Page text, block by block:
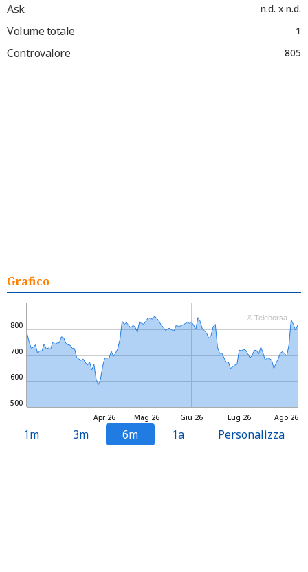
Ask n.d. x n.d.
Volume totale 1
Controvalore 805
Grafico
Mag 26 Lug 26
Apr 26 Giu 26 Ago 26
500
600
700
800
© Teleborsa
1m 3m 6m 1a Personalizza